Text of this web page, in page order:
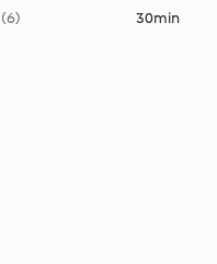
(6) 30min